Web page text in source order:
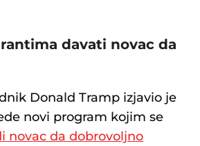
davati novac da
Donald Tramp izjavio je
novi program kojim se
novac da dobrovoljno